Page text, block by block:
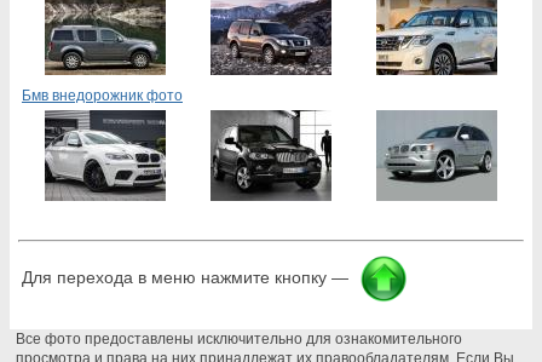
Бмв внедорожник фото
Для перехода в меню нажмите кнопку —
Все фото предоставлены исключительно для ознакомительного
просмотра и права на них принадлежат их правообладателям. Если Вы